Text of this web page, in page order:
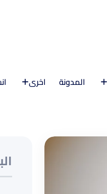
المدونة اخرى